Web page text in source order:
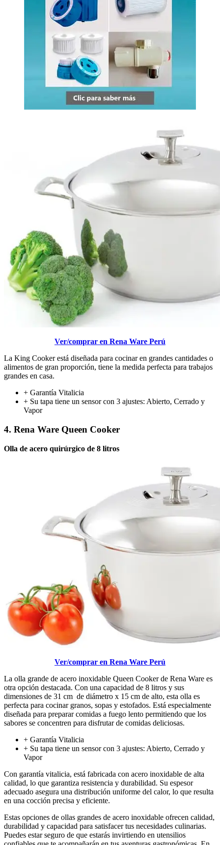
Ver/comprar en Rena Ware Perú
La King Cooker está diseñada para cocinar en grandes cantidades o
alimentos de gran proporción, tiene la medida perfecta para trabajos
grandes en casa.
+ Garantía Vitalicia
+ Su tapa tiene un sensor con 3 ajustes: Abierto, Cerrado y
Vapor
4. Rena Ware Queen Cooker
Olla de acero quirúrgico de 8 litros
Ver/comprar en Rena Ware Perú
La olla grande de acero inoxidable Queen Cooker de Rena Ware es
otra opción destacada. Con una capacidad de 8 litros y sus
dimensiones de 31 cm de diámetro x 15 cm de alto, esta olla es
perfecta para cocinar granos, sopas y estofados. Está especialmente
diseñada para preparar comidas a fuego lento permitiendo que los
sabores se concentren para disfrutar de comidas deliciosas.
+ Garantía Vitalicia
+ Su tapa tiene un sensor con 3 ajustes: Abierto, Cerrado y
Vapor
Con garantía vitalicia, está fabricada con acero inoxidable de alta
calidad, lo que garantiza resistencia y durabilidad. Su espesor
adecuado asegura una distribución uniforme del calor, lo que resulta
en una cocción precisa y eficiente.
Estas opciones de ollas grandes de acero inoxidable ofrecen calidad,
durabilidad y capacidad para satisfacer tus necesidades culinarias.
Puedes estar seguro de que estarás invirtiendo en utensilios